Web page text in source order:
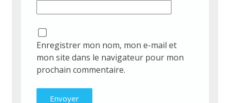
Enregistrer mon nom, mon e-mail et
mon site dans le navigateur pour mon
prochain commentaire.